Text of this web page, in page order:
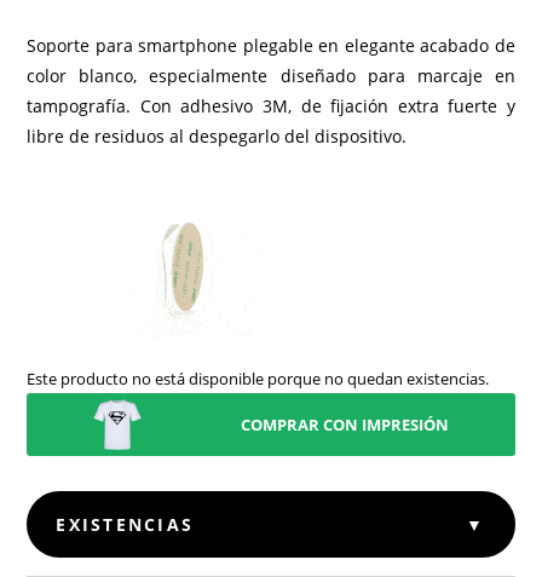
Soporte para smartphone plegable en elegante acabado de
color blanco, especialmente diseñado para marcaje en
tampografía. Con adhesivo 3M, de fijación extra fuerte y
libre de residuos al despegarlo del dispositivo.
Este producto no está disponible porque no quedan existencias.
COMPRAR CON IMPRESIÓN
EXISTENCIAS ▼